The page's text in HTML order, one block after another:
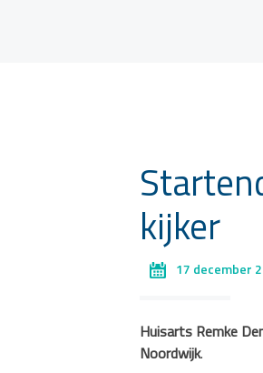
kijker
17 december
Huisarts Remke
Noordwijk.